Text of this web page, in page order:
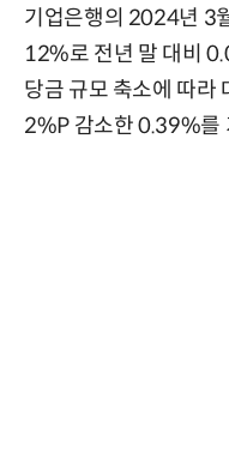
기업은행의 2024년 3
12%로 전년 말 대비
당금 규모 축소에 따라
2%P 감소한 0.39%를